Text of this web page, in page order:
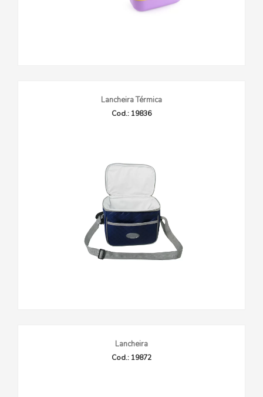
Lancheira Térmica
Cod.: 19836
Lancheira
Cod.: 19872